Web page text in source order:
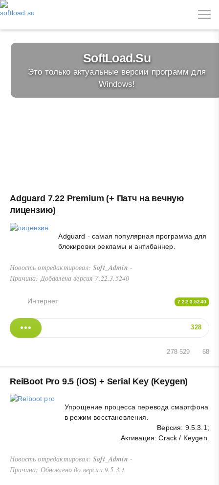
программ для
Проверенные и
Adguard 7.22 Premium (+ Патч на вечную
лицензию)
Adguard - самая популярная программа для
блокировки рекламы и антибаннер.
Новость отредактировал:Soft_Admin -
Причина: Добавлена версия 7.22.3.5240
Интернет 7.22.3.5240
328
68
278 529
ReiBoot Pro 9.5 (iOS) + Serial Key (Keygen)
Упрощение процесса перевода смартфона
в режим восстановления.
Версия: 9.5.3.1;
Активация: Crack / Keygen.
Новость отредактировал:Soft_Admin -
Причина: Обновлено до версии 9.5.3.1